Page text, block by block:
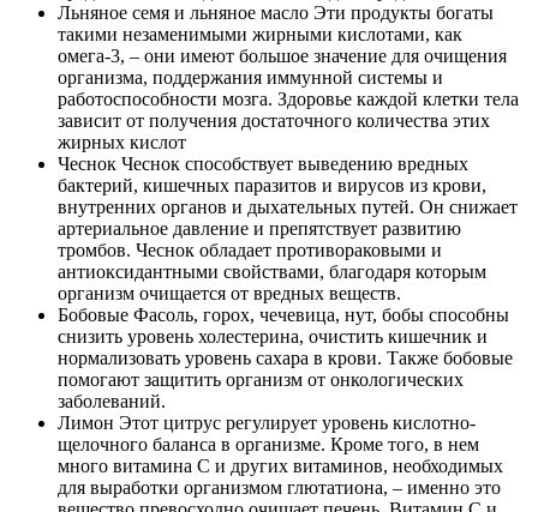
Льняное семя и льняное масло Эти продукты богаты
такими незаменимыми жирными кислотами, как
омега-3, – они имеют большое значение для очищения
организма, поддержания иммунной системы и
работоспособности мозга. Здоровье каждой клетки тела
зависит от получения достаточного количества этих
жирных кислот
Чеснок Чеснок способствует выведению вредных
бактерий, кишечных паразитов и вирусов из крови,
внутренних органов и дыхательных путей. Он снижает
артериальное давление и препятствует развитию
тромбов. Чеснок обладает противораковыми и
антиоксидантными свойствами, благодаря которым
организм очищается от вредных веществ.
Бобовые Фасоль, горох, чечевица, нут, бобы способны
снизить уровень холестерина, очистить кишечник и
нормализовать уровень сахара в крови. Также бобовые
помогают защитить организм от онкологических
заболеваний.
Лимон Этот цитрус регулирует уровень кислотно-
щелочного баланса в организме. Кроме того, в нем
много витамина С и других витаминов, необходимых
для выработки организмом глютатиона, – именно это